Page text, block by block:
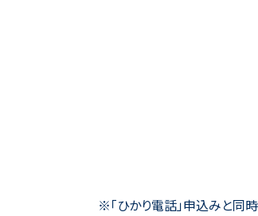
※「ひかり電話」申込みと同